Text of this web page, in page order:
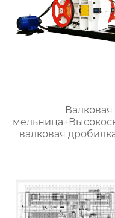
Валковая
валковая